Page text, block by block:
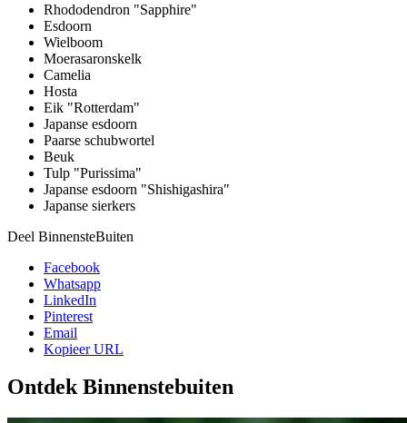
Rhododendron "Sapphire"
Esdoorn
Wielboom
Moerasaronskelk
Camelia
Hosta
Eik "Rotterdam"
Japanse esdoorn
Paarse schubwortel
Beuk
Tulp "Purissima"
Japanse esdoorn "Shishigashira"
Japanse sierkers
Deel BinnensteBuiten
Facebook
Whatsapp
LinkedIn
Pinterest
Email
Kopieer URL
Ontdek Binnenstebuiten